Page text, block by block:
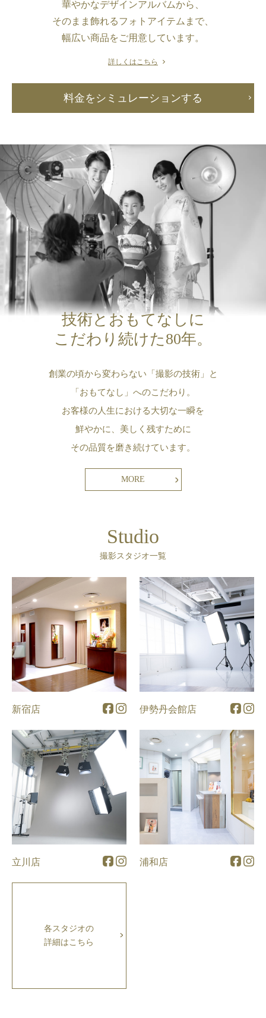
華やかなデザインアルバムから、
そのまま飾れるフォトアイテムまで、
幅広い商品をご用意しています。
詳しくはこちら
料金をシミュレーションする
技術とおもてなしに
こだわり続けた80年。
創業の頃から変わらない「撮影の技術」と
「おもてなし」へのこだわり。
お客様の人生における大切な一瞬を
鮮やかに、美しく残すために
その品質を磨き続けています。
MORE
Studio
撮影スタジオ一覧
新宿店 伊勢丹会館店
立川店 浦和店
各スタジオの
詳細はこちら